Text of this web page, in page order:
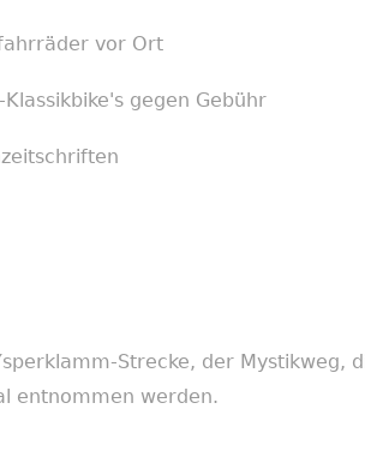
vor Ort
Klassikbike's gegen Gebühr
Strecke, der Mystikweg,
entnommen werden.